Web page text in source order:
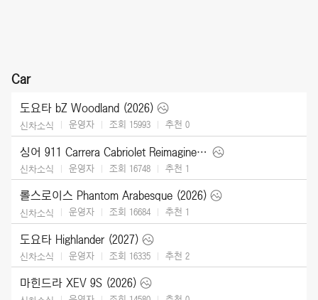
Car
도요타 bZ Woodland (2026)
신차소식 운영자 조회 15993 추천 0
싱어 911 Carrera Cabriolet Reimagined Type 964 (2026)
신차소식 운영자 조회 16748 추천 1
롤스로이스 Phantom Arabesque (2026)
신차소식 운영자 조회 16684 추천 1
도요타 Highlander (2027)
신차소식 운영자 조회 16335 추천 2
마힌드라 XEV 9S (2026)